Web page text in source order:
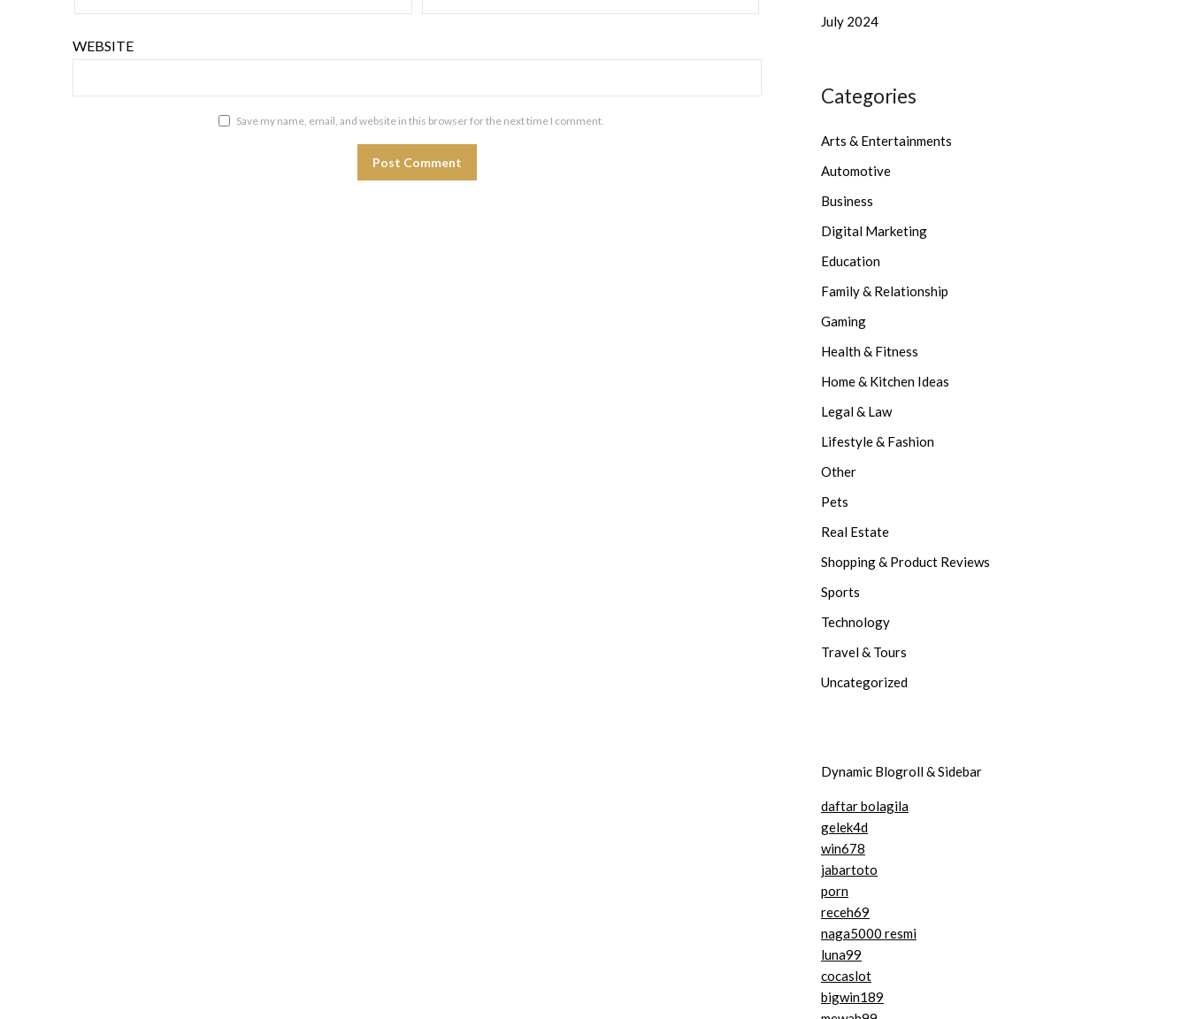
WEBSITE
Save my name, email, and website in this browser for the next time I comment.
July 2024
Categories
Arts & Entertainments
Automotive
Business
Digital Marketing
Education
Family & Relationship
Gaming
Health & Fitness
Home & Kitchen Ideas
Legal & Law
Lifestyle & Fashion
Other
Pets
Real Estate
Shopping & Product Reviews
Sports
Technology
Travel & Tours
Uncategorized
Dynamic Blogroll & Sidebar
daftar bolagila
gelek4d
win678
jabartoto
porn
receh69
naga5000 resmi
luna99
cocaslot
bigwin189